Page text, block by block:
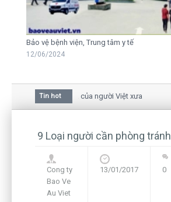
Bảo vệ bệnh viện, Trung tâm y tế
12/06/2024
Tin hot
trong văn hóa của người Việt xưa
bức thư gửi mẹ của người... tử tù và của CEO
9 Loại người cần phòng tránh
Cong ty
Bao Ve
Au Viet
13/01/2017 0